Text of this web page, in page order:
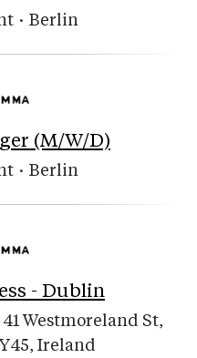
· Berlin
(M/W/D)
· Berlin
- Dublin
Westmoreland St,
Ireland